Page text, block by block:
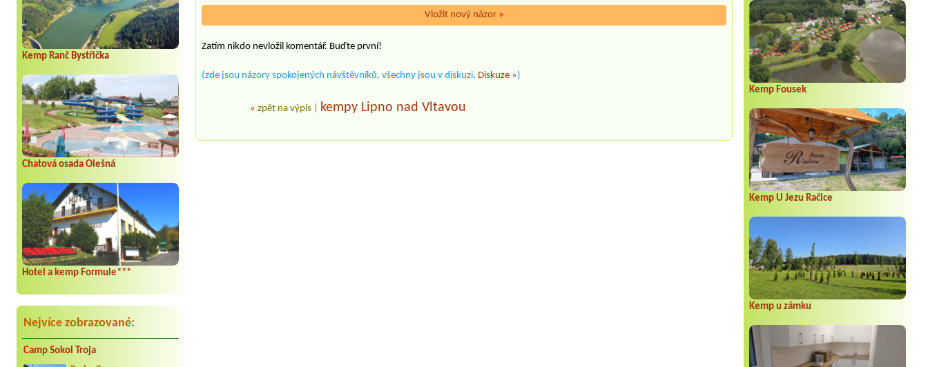
Kemp Ranč Bystřička
Chatová osada Olešná
Hotel a kemp Formule***
Nejvíce zobrazované:
Camp Sokol Troja
Kemp Fousek
Kemp U Jezu Račice
Kemp u zámku
Vložit nový názor »
Zatím nikdo nevložil komentář. Buďte první!
(zde jsou názory spokojených návštěvníků, všechny jsou v diskuzi, Diskuze »)
«zpět na výpis kempy Lipno nad Vltavou